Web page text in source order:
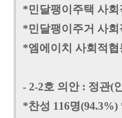
*민달팽이주택 사회
*민달팽이주거 사회
*엠에이치 사회적협
- 2-2호 의안 : 정관(
*찬성 116명